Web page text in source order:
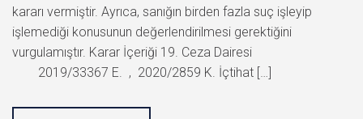
kararı vermiştir. Ayrıca, sanığın birden fazla suç işleyip
işlemediği konusunun değerlendirilmesi gerektiğini
vurgulamıştır. Karar İçeriği 19. Ceza Dairesi
2019/33367 E. , 2020/2859 K. İçtihat […]